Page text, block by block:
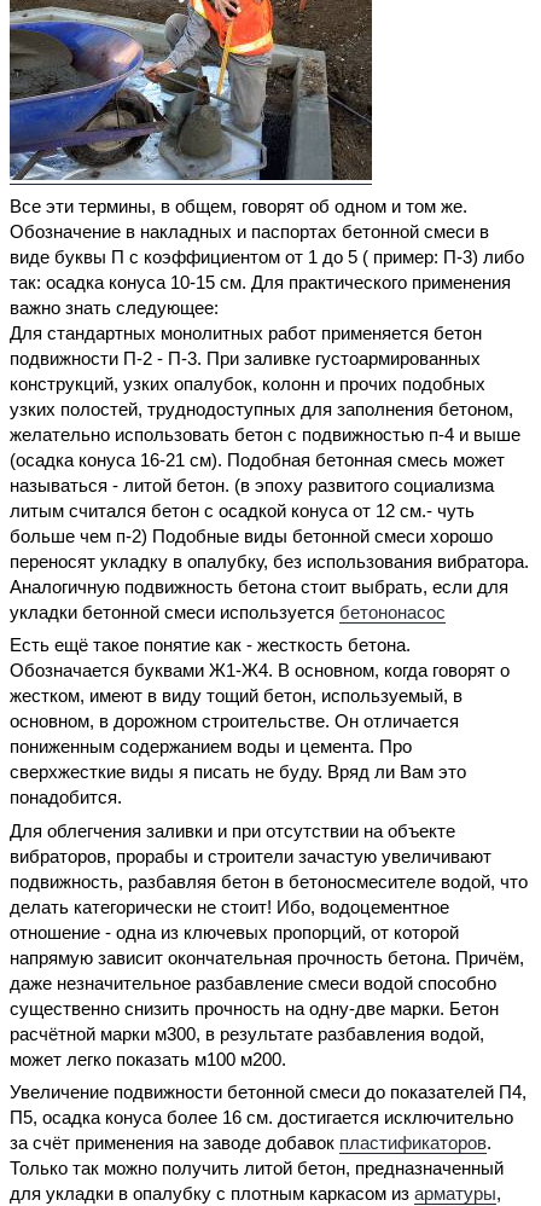
Все эти термины, в общем, говорят об одном и том же.
Обозначение в накладных и паспортах бетонной смеси в
виде буквы П с коэффициентом от 1 до 5 ( пример: П-3) либо
так: осадка конуса 10-15 см. Для практического применения
важно знать следующее:
Для стандартных монолитных работ применяется бетон
подвижности П-2 - П-3. При заливке густоармированных
конструкций, узких опалубок, колонн и прочих подобных
узких полостей, труднодоступных для заполнения бетоном,
желательно использовать бетон с подвижностью п-4 и выше
(осадка конуса 16-21 см). Подобная бетонная смесь может
называться - литой бетон. (в эпоху развитого социализма
литым считался бетон с осадкой конуса от 12 см.- чуть
больше чем п-2) Подобные виды бетонной смеси хорошо
переносят укладку в опалубку, без использования вибратора.
Аналогичную подвижность бетона стоит выбрать, если для
укладки бетонной смеси используется бетононасос
Есть ещё такое понятие как - жесткость бетона.
Обозначается буквами Ж1-Ж4. В основном, когда говорят о
жестком, имеют в виду тощий бетон, используемый, в
основном, в дорожном строительстве. Он отличается
пониженным содержанием воды и цемента. Про
сверхжесткие виды я писать не буду. Вряд ли Вам это
понадобится.
Для облегчения заливки и при отсутствии на объекте
вибраторов, прорабы и строители зачастую увеличивают
подвижность, разбавляя бетон в бетоносмесителе водой, что
делать категорически не стоит! Ибо, водоцементное
отношение - одна из ключевых пропорций, от которой
напрямую зависит окончательная прочность бетона. Причём,
даже незначительное разбавление смеси водой способно
существенно снизить прочность на одну-две марки. Бетон
расчётной марки м300, в результате разбавления водой,
может легко показать м100 м200.
Увеличение подвижности бетонной смеси до показателей П4,
П5, осадка конуса более 16 см. достигается исключительно
за счёт применения на заводе добавок пластификаторов.
Только так можно получить литой бетон, предназначенный
для укладки в опалубку с плотным каркасом из арматуры,